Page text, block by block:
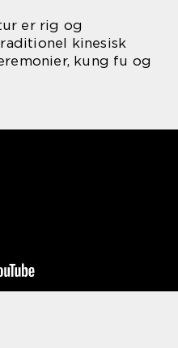
er rig og
kinesisk
kung fu og